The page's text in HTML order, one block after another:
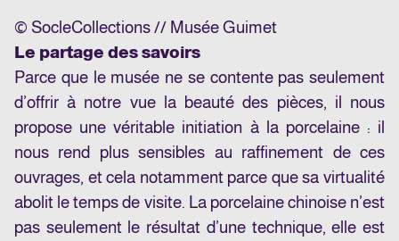
© SocleCollections // Musée Guimet
Le partage des savoirs
Parce que le musée ne se contente pas seulement
d’offrir à notre vue la beauté des pièces, il nous
propose une véritable initiation à la porcelaine : il
nous rend plus sensibles au raffinement de ces
ouvrages, et cela notamment parce que sa virtualité
abolit le temps de visite. La porcelaine chinoise n’est
pas seulement le résultat d’une technique, elle est